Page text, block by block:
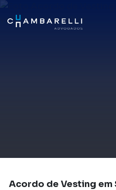
Acordo de Vesting em